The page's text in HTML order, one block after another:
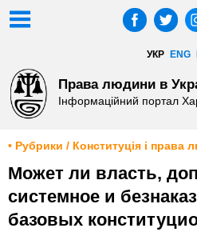
УКР ENG
Права людини в
Інформаційний портал
• Рубрики / Конституція і права
Может ли власть,
системное и
базовых